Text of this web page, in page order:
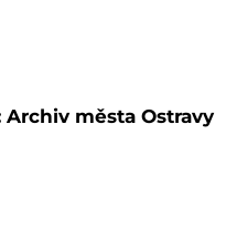
Archiv města Ostravy